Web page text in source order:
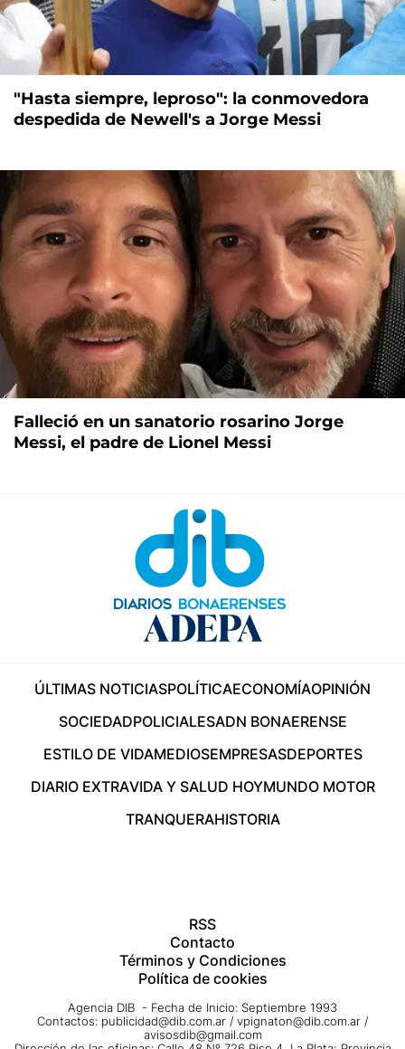
"Hasta siempre, leproso": la conmovedora
despedida de Newell's a Jorge Messi
Falleció en un sanatorio rosarino Jorge
Messi, el padre de Lionel Messi
ÚLTIMAS NOTICIASPOLÍTICAECONOMÍAOPINIÓN
SOCIEDADPOLICIALESADN BONAERENSE
ESTILO DE VIDAMEDIOSEMPRESASDEPORTES
DIARIO EXTRAVIDA Y SALUD HOYMUNDO MOTOR
TRANQUERAHISTORIA
RSS
Contacto
Términos y Condiciones
Política de cookies
Agencia DIB - Fecha de Inicio: Septiembre 1993
Contactos: publicidad@dib.com.ar / vpignaton@dib.com.ar /
avisosdib@gmail.com